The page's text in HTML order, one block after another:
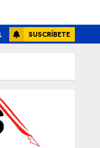
SUSCRÍBETE